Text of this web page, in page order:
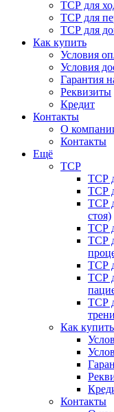
ТСР для
ТСР для
ТСР для
Как купить
Условия
Условия
Гарантия
Реквизиты
Кредит
Контакты
О
Контакты
Ещё
ТСР
ТСР
ТСР
ТСР
стоя)
ТСР
ТСР
ТСР
ТСР
ТСР
Как купить
Контакты